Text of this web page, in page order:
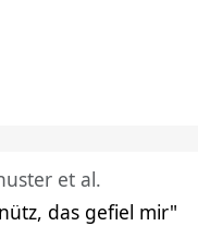
et al.
das gefiel mir"